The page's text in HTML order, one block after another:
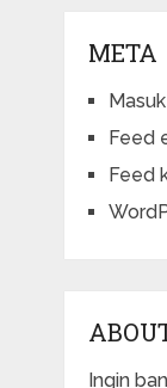
META
Masuk
Feed
Feed
Ingin